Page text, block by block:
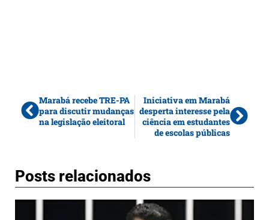
Marabá recebe TRE-PA
para discutir mudanças
na legislação eleitoral
Iniciativa em Marabá
desperta interesse pela
ciência em estudantes
de escolas públicas
Posts relacionados